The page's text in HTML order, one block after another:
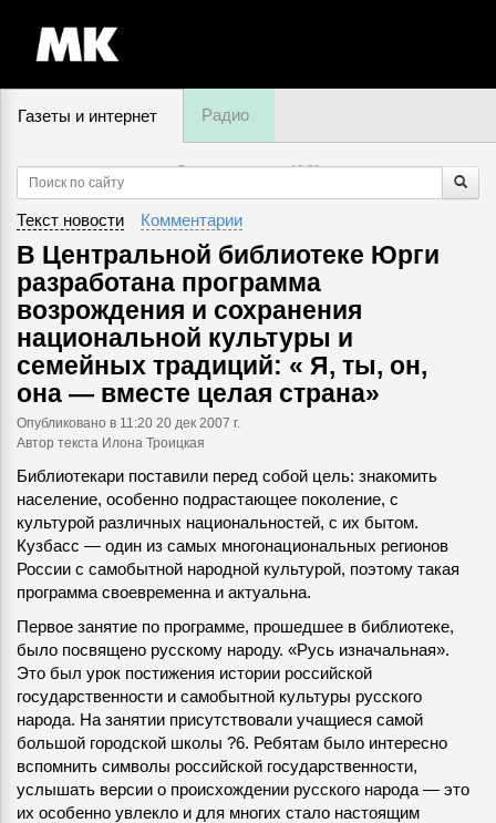
Газеты и интернет Радио
7 августа, пятница,13:29
Текст новости Комментарии
В Центральной библиотеке Юрги
разработана программа
возрождения и сохранения
национальной культуры и
семейных традиций: « Я, ты, он,
она — вместе целая страна»
Опубликовано в 11:20 20 дек 2007 г.
Автор текста Илона Троицкая
Библиотекари поставили перед собой цель: знакомить
население, особенно подрастающее поколение, с
культурой различных национальностей, с их бытом.
Кузбасс — один из самых многонациональных регионов
России с самобытной народной культурой, поэтому такая
программа своевременна и актуальна.
Первое занятие по программе, прошедшее в библиотеке,
было посвящено русскому народу. «Русь изначальная».
Это был урок постижения истории российской
государственности и самобытной культуры русского
народа. На занятии присутствовали учащиеся самой
большой городской школы ?6. Ребятам было интересно
вспомнить символы российской государственности,
услышать версии о происхождении русского народа — это
их особенно увлекло и для многих стало настоящим